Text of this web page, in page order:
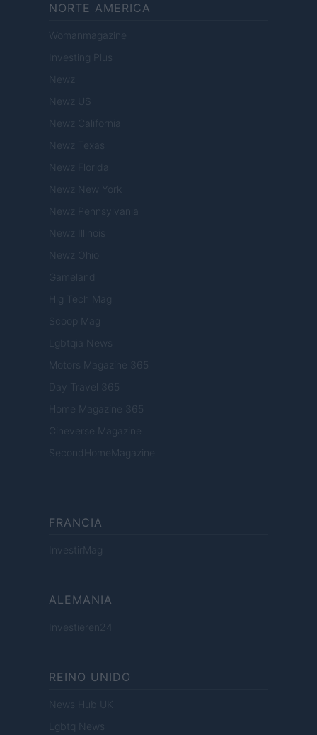
NORTE AMERICA
Womanmagazine
Investing Plus
Newz
Newz US
Newz California
Newz Texas
Newz Florida
Newz New York
Newz Pennsylvania
Newz Illinois
Newz Ohio
Gameland
Hig Tech Mag
Scoop Mag
Lgbtqia News
Motors Magazine 365
Day Travel 365
Home Magazine 365
Cineverse Magazine
SecondHomeMagazine
FRANCIA
InvestirMag
ALEMANIA
Investieren24
REINO UNIDO
News Hub UK
Lgbtq News